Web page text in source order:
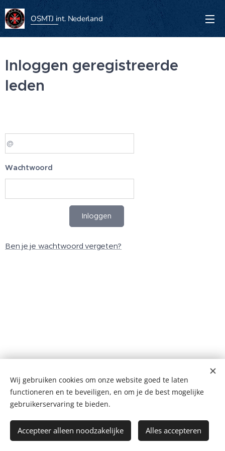
OSMTJ int. Nederland
Inloggen geregistreerde
leden
Wachtwoord
Inloggen
Ben je je wachtwoord vergeten?
masonic☠️templar
+++nnDnn+++
Nederlands
English
Wij gebruiken cookies om onze website goed te laten
functioneren en te beveiligen, en om je de best mogelijke
gebruikerservaring te bieden.
Accepteer alleen noodzakelijke Alles accepteren